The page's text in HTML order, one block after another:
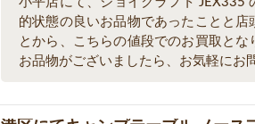
的状態の良いお品物であったことと店
とから、こちらの値段でのお買取と
お品物がございましたら、お気軽にお